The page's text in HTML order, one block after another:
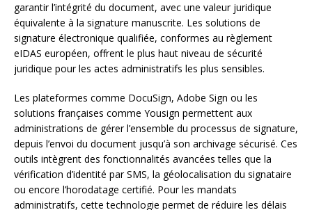
garantir l’intégrité du document, avec une valeur juridique
équivalente à la signature manuscrite. Les solutions de
signature électronique qualifiée, conformes au règlement
eIDAS européen, offrent le plus haut niveau de sécurité
juridique pour les actes administratifs les plus sensibles.
Les plateformes comme DocuSign, Adobe Sign ou les
solutions françaises comme Yousign permettent aux
administrations de gérer l’ensemble du processus de signature,
depuis l’envoi du document jusqu’à son archivage sécurisé. Ces
outils intègrent des fonctionnalités avancées telles que la
vérification d’identité par SMS, la géolocalisation du signataire
ou encore l’horodatage certifié. Pour les mandats
administratifs, cette technologie permet de réduire les délais